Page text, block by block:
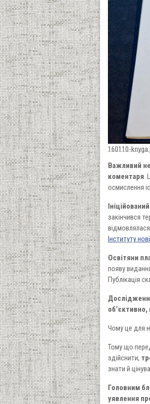
160110-
Важливий
коментаря.
осмислення
закінчився
Інституту
Освітяни
появу
Публікація
об’єктивно,
Чому це для
Тому що
здійснити,
знати й
Головним
уявлення